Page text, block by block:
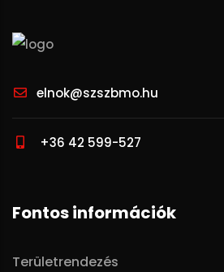
elnok@szszbmo.hu
+36 42 599-527
Fontos információk
Területrendezés